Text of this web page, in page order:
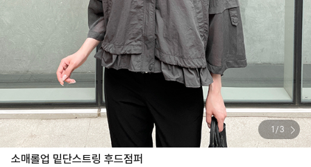
/ 3
소매롤업 밑단스트링 후드점퍼